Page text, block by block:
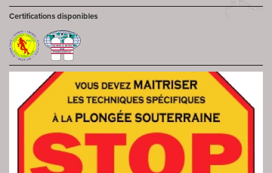
Certifications disponibles